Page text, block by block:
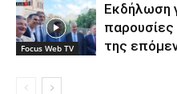
Focus Web TV
Εκδήλωση
παρουσίες
της